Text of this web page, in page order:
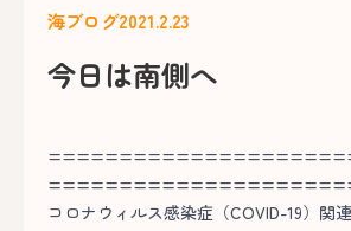
海ブログ2021.2.23
今日は南側へ
コロナウィルス感染症（COVID-19）関